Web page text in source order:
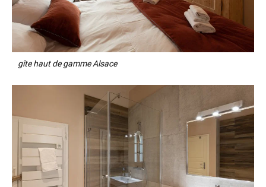
gîte haut de gamme Alsace